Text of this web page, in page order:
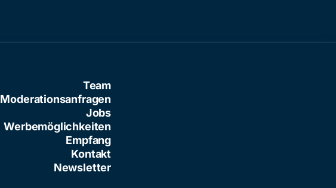
Team
Moderationsanfragen
Jobs
Werbemöglichkeiten
Empfang
Kontakt
Newsletter